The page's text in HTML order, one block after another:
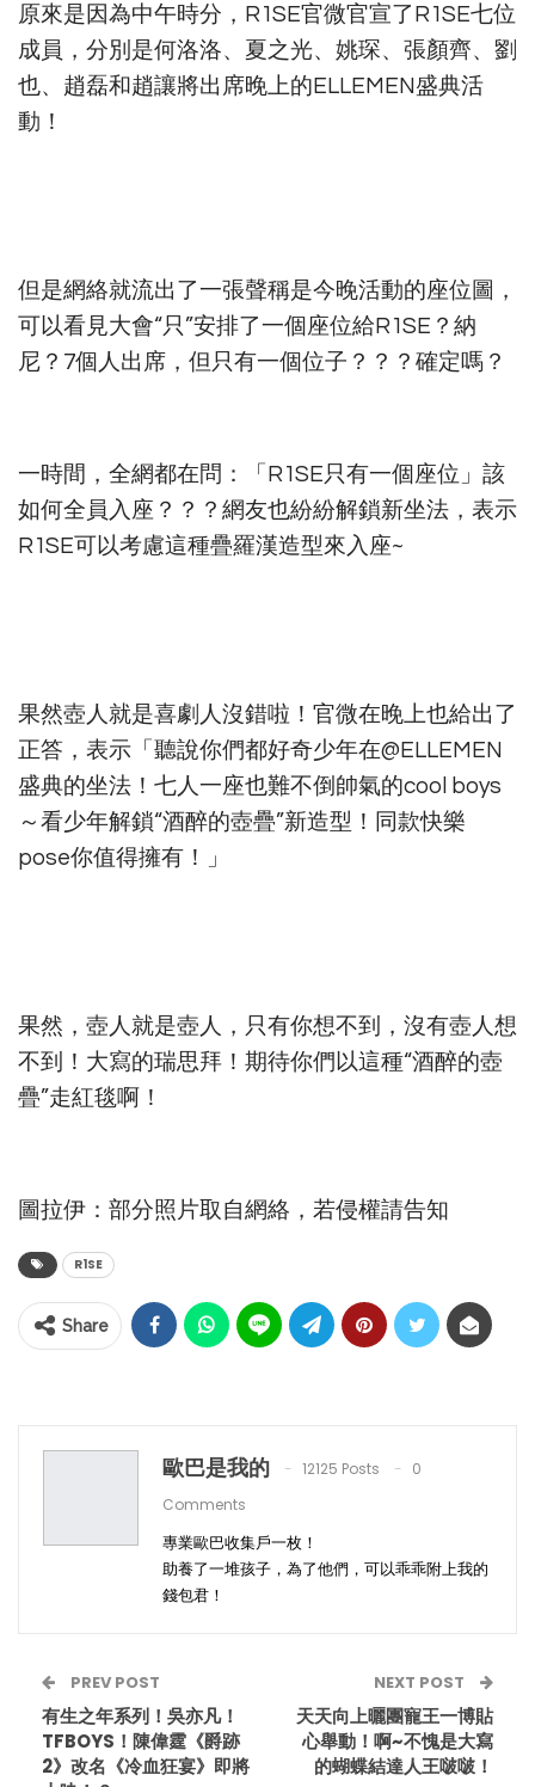
原來是因為中午時分，R1SE官微官宣了R1SE七位
成員，分別是何洛洛、夏之光、姚琛、張顏齊、劉
也、趙磊和趙讓將出席晚上的ELLEMEN盛典活
動！
但是網絡就流出了一張聲稱是今晚活動的座位圖，
可以看見大會“只”安排了一個座位給R1SE？納
尼？7個人出席，但只有一個位子？？？確定嗎？
一時間，全網都在問：「R1SE只有一個座位」該
如何全員入座？？？網友也紛紛解鎖新坐法，表示
R1SE可以考慮這種疊羅漢造型來入座~
果然壺人就是喜劇人沒錯啦！官微在晚上也給出了
正答，表示「聽說你們都好奇少年在@ELLEMEN
盛典的坐法！七人一座也難不倒帥氣的cool boys
～看少年解鎖“酒醉的壺疊”新造型！同款快樂
pose你值得擁有！」
果然，壺人就是壺人，只有你想不到，沒有壺人想
不到！大寫的瑞思拜！期待你們以這種“酒醉的壺
疊”走紅毯啊！
圖拉伊：部分照片取自網絡，若侵權請告知
R1SE
Share
歐巴是我的 12125 Posts
0
Comments
專業歐巴收集戶一枚！
助養了一堆孩子，為了他們，可以乖乖附上我的
錢包君！
PREV POST
有生之年系列！吳亦凡！
TFBOYS！陳偉霆《爵跡
2》改名《冷血狂宴》即將
NEXT POST
天天向上曬團寵王一博貼
心舉動！啊~不愧是大寫
的蝴蝶結達人王啵啵！